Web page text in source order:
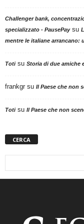
Challenger bank,
specializzato - PausePaysu
mentre le italiane arrancano:
Totisu Storia di due amiche
frankgr su Il Paese che non
Totisu Il Paese che non
CERCA